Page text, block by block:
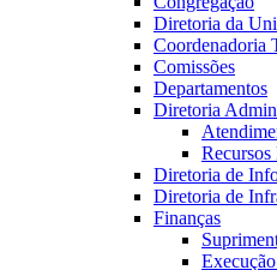
Diretoria da
Coordenadoria
Comissões
Departamentos
Diretoria
Diretoria de
Diretoria de
Finanças